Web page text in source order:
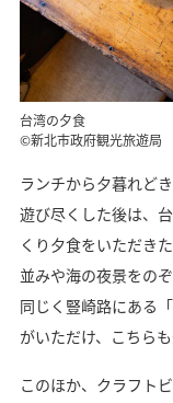
台湾の夕食
©新北市政府観光旅遊局
ランチから夕暮れど
遊び尽くした後は、
くり夕食をいただき
並みや海の夜景をの
同じく豎崎路にある
がいただけ、こちら
このほか、クラフト